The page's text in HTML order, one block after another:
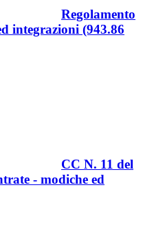
Regolamento
integrazioni (943.86
CC N. 11 del
- modiche ed